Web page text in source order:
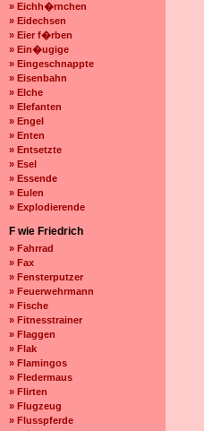
» Eichh�rnchen
» Eidechsen
» Eier f�rben
» Ein�ugige
» Eingeschnappte
» Eisenbahn
» Elche
» Elefanten
» Engel
» Enten
» Entsetzte
» Esel
» Essende
» Eulen
» Explodierende
F wie Friedrich
» Fahrrad
» Fax
» Fensterputzer
» Feuerwehrmann
» Fische
» Fitnesstrainer
» Flaggen
» Flak
» Flamingos
» Fledermaus
» Flirten
» Flugzeug
» Flusspferde